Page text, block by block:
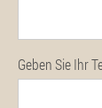
Geben Sie Ihr